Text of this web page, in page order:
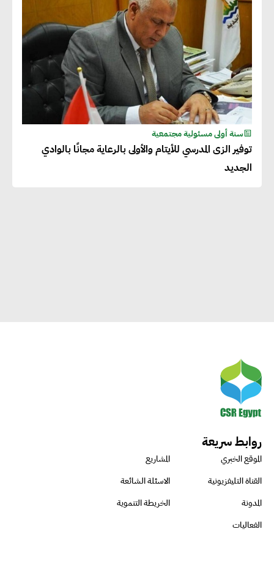
سنة أولى مسئولية مجتمعية
توفير الزى المدرسي للأيتام والأولى بالرعاية مجانًا بالوادي
الجديد
روابط سريعة
الموقع الخبري
المشاريع
القناة التليفزيونية
الاسئلة الشائعة
المدونة
الخريطة التنموية
الفعاليات